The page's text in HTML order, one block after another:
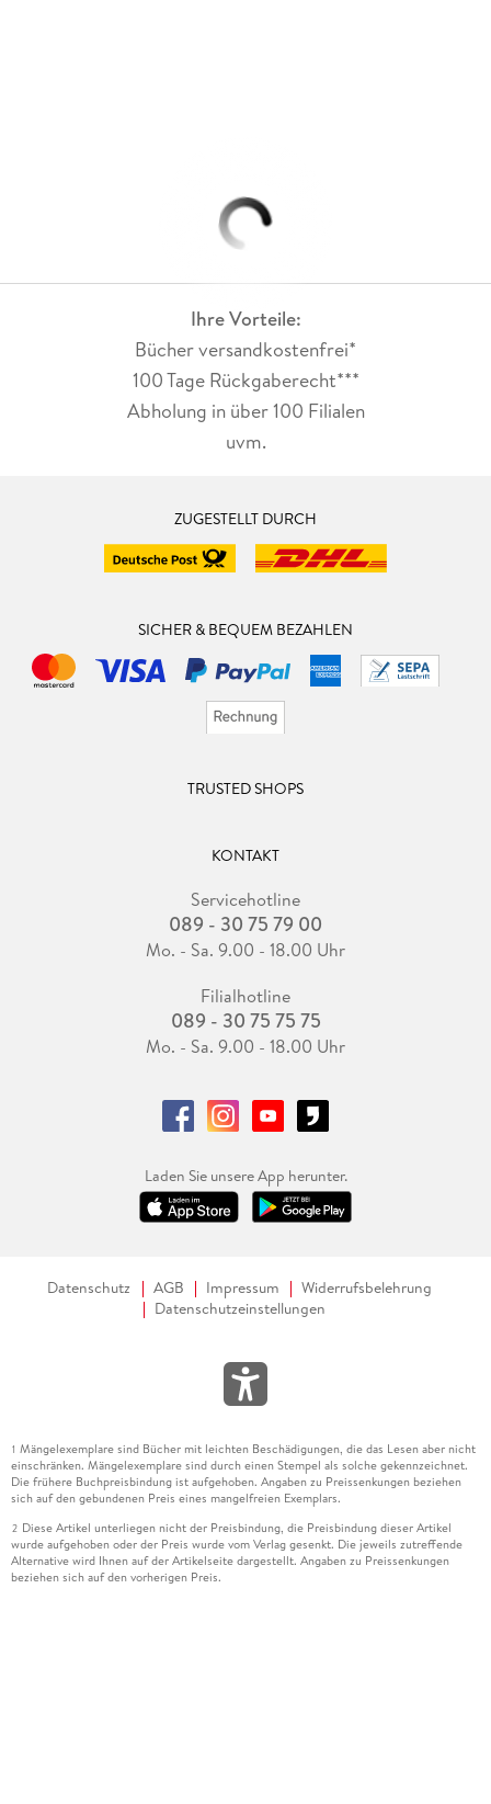
Ihre Vorteile:
Bücher versandkostenfrei*
100 Tage Rückgaberecht***
Abholung in über 100 Filialen
uvm.
ZUGESTELLT DURCH
SICHER & BEQUEM BEZAHLEN
TRUSTED SHOPS
KONTAKT
Servicehotline
089 - 30 75 79 00
Mo. - Sa. 9.00 - 18.00 Uhr
Filialhotline
089 - 30 75 75 75
Mo. - Sa. 9.00 - 18.00 Uhr
Laden Sie unsere App herunter.
Datenschutz AGB Impressum
Widerrufsbelehrung
Datenschutzeinstellungen
1 Mängelexemplare sind Bücher mit leichten Beschädigungen, die das Lesen aber nicht
einschränken. Mängelexemplare sind durch einen Stempel als solche gekennzeichnet.
Die frühere Buchpreisbindung ist aufgehoben. Angaben zu Preissenkungen beziehen
sich auf den gebundenen Preis eines mangelfreien Exemplars.
2 Diese Artikel unterliegen nicht der Preisbindung, die Preisbindung dieser Artikel
wurde aufgehoben oder der Preis wurde vom Verlag gesenkt. Die jeweils zutreffende
Alternative wird Ihnen auf der Artikelseite dargestellt. Angaben zu Preissenkungen
beziehen sich auf den vorherigen Preis.